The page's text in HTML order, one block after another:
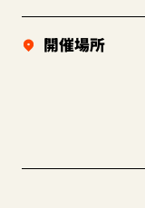
開催場所